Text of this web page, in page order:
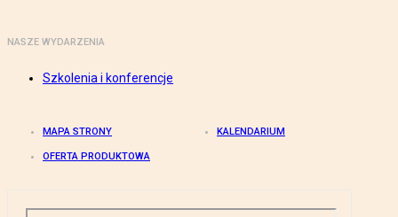
NASZE WYDARZENIA
Szkolenia i konferencje
MAPA STRONY KALENDARIUM
OFERTA PRODUKTOWA